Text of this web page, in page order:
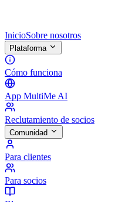
InicioSobre nosotros
Plataforma
Cómo funciona
App MultiMe AI
Reclutamiento de socios
Comunidad
Para clientes
Para socios